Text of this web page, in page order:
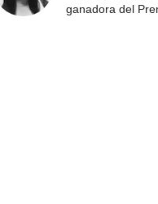
ganadora del